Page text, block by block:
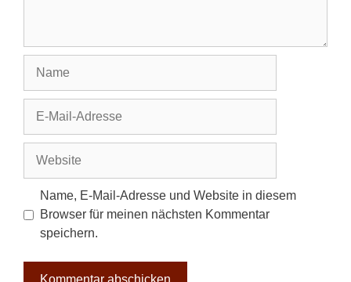
Adresse
Name, E-Mail-Adresse und Website in diesem
Browser für meinen nächsten Kommentar
speichern.